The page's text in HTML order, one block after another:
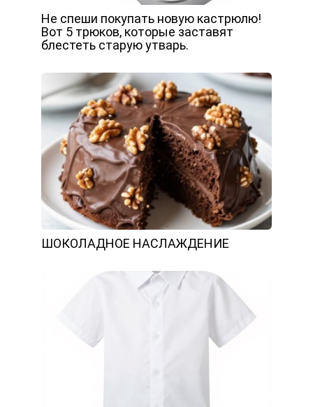
Не спеши покупать новую кастрюлю!
Вот 5 трюков, которые заставят
блестеть старую утварь.
ШОКОЛАДНОЕ НАСЛАЖДЕНИЕ